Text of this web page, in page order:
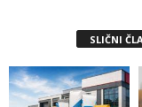
SLIČNI